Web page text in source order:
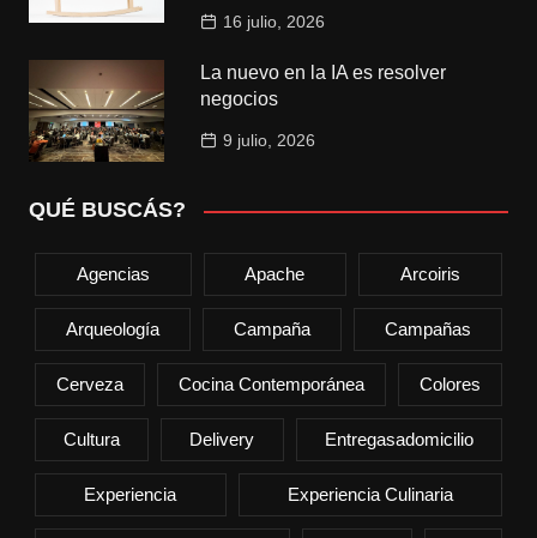
16 julio, 2026
La nuevo en la IA es resolver
negocios
9 julio, 2026
QUÉ BUSCÁS?
Agencias Apache Arcoiris
Arqueología Campaña Campañas
Cerveza Cocina Contemporánea Colores
Cultura Delivery Entregasadomicilio
Experiencia Experiencia Culinaria